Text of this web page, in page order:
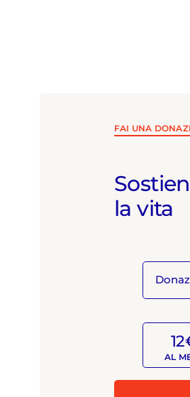
FAI UNA
la vita
AL